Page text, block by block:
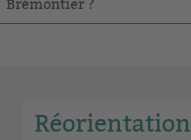
Brémontier ?
Réorientation